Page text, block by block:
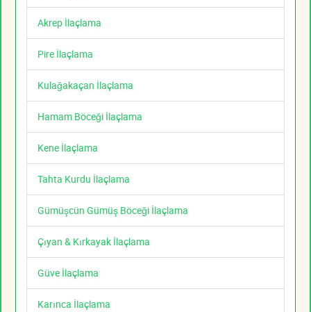
Akrep İlaçlama
Pire İlaçlama
Kulağakaçan İlaçlama
Hamam Böceği İlaçlama
Kene İlaçlama
Tahta Kurdu İlaçlama
Gümüşcün Gümüş Böceği İlaçlama
Çıyan & Kırkayak İlaçlama
Güve İlaçlama
Karınca İlaçlama